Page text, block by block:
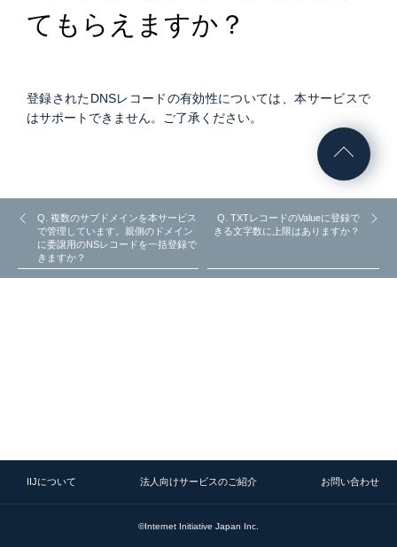
てもらえますか？
登録されたDNSレコードの有効性については、本サービスで
はサポートできません。ご了承ください。
Q. 複数のサブドメインを本サービス
で管理しています。親側のドメイン
に委譲用のNSレコードを一括登録で
きますか？
Q. TXTレコードのValueに登録で
きる文字数に上限はありますか？
IIJについて 法人向けサービスのご紹介 お問い合わせ
©Internet Initiative Japan Inc.